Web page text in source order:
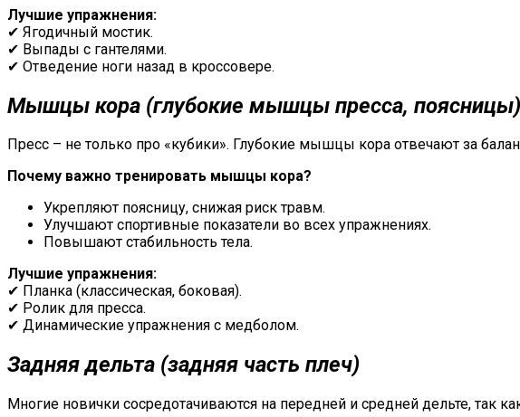
Лучшие упражнения:
✔ Ягодичный мостик.
✔ Выпады с гантелями.
✔ Отведение ноги назад в кроссовере.
Мышцы кора (глубокие мышцы пресса, поясницы)
Пресс – не только про «кубики». Глубокие мышцы кора отвечают за
Почему важно тренировать мышцы кора?
Укрепляют поясницу, снижая риск травм.
Улучшают спортивные показатели во всех упражнениях.
Повышают стабильность тела.
Лучшие упражнения:
✔ Планка (классическая, боковая).
✔ Ролик для пресса.
✔ Динамические упражнения с медболом.
Задняядельта (задняя часть плеч)
Многие новички сосредотачиваются на передней и средней дельте, так